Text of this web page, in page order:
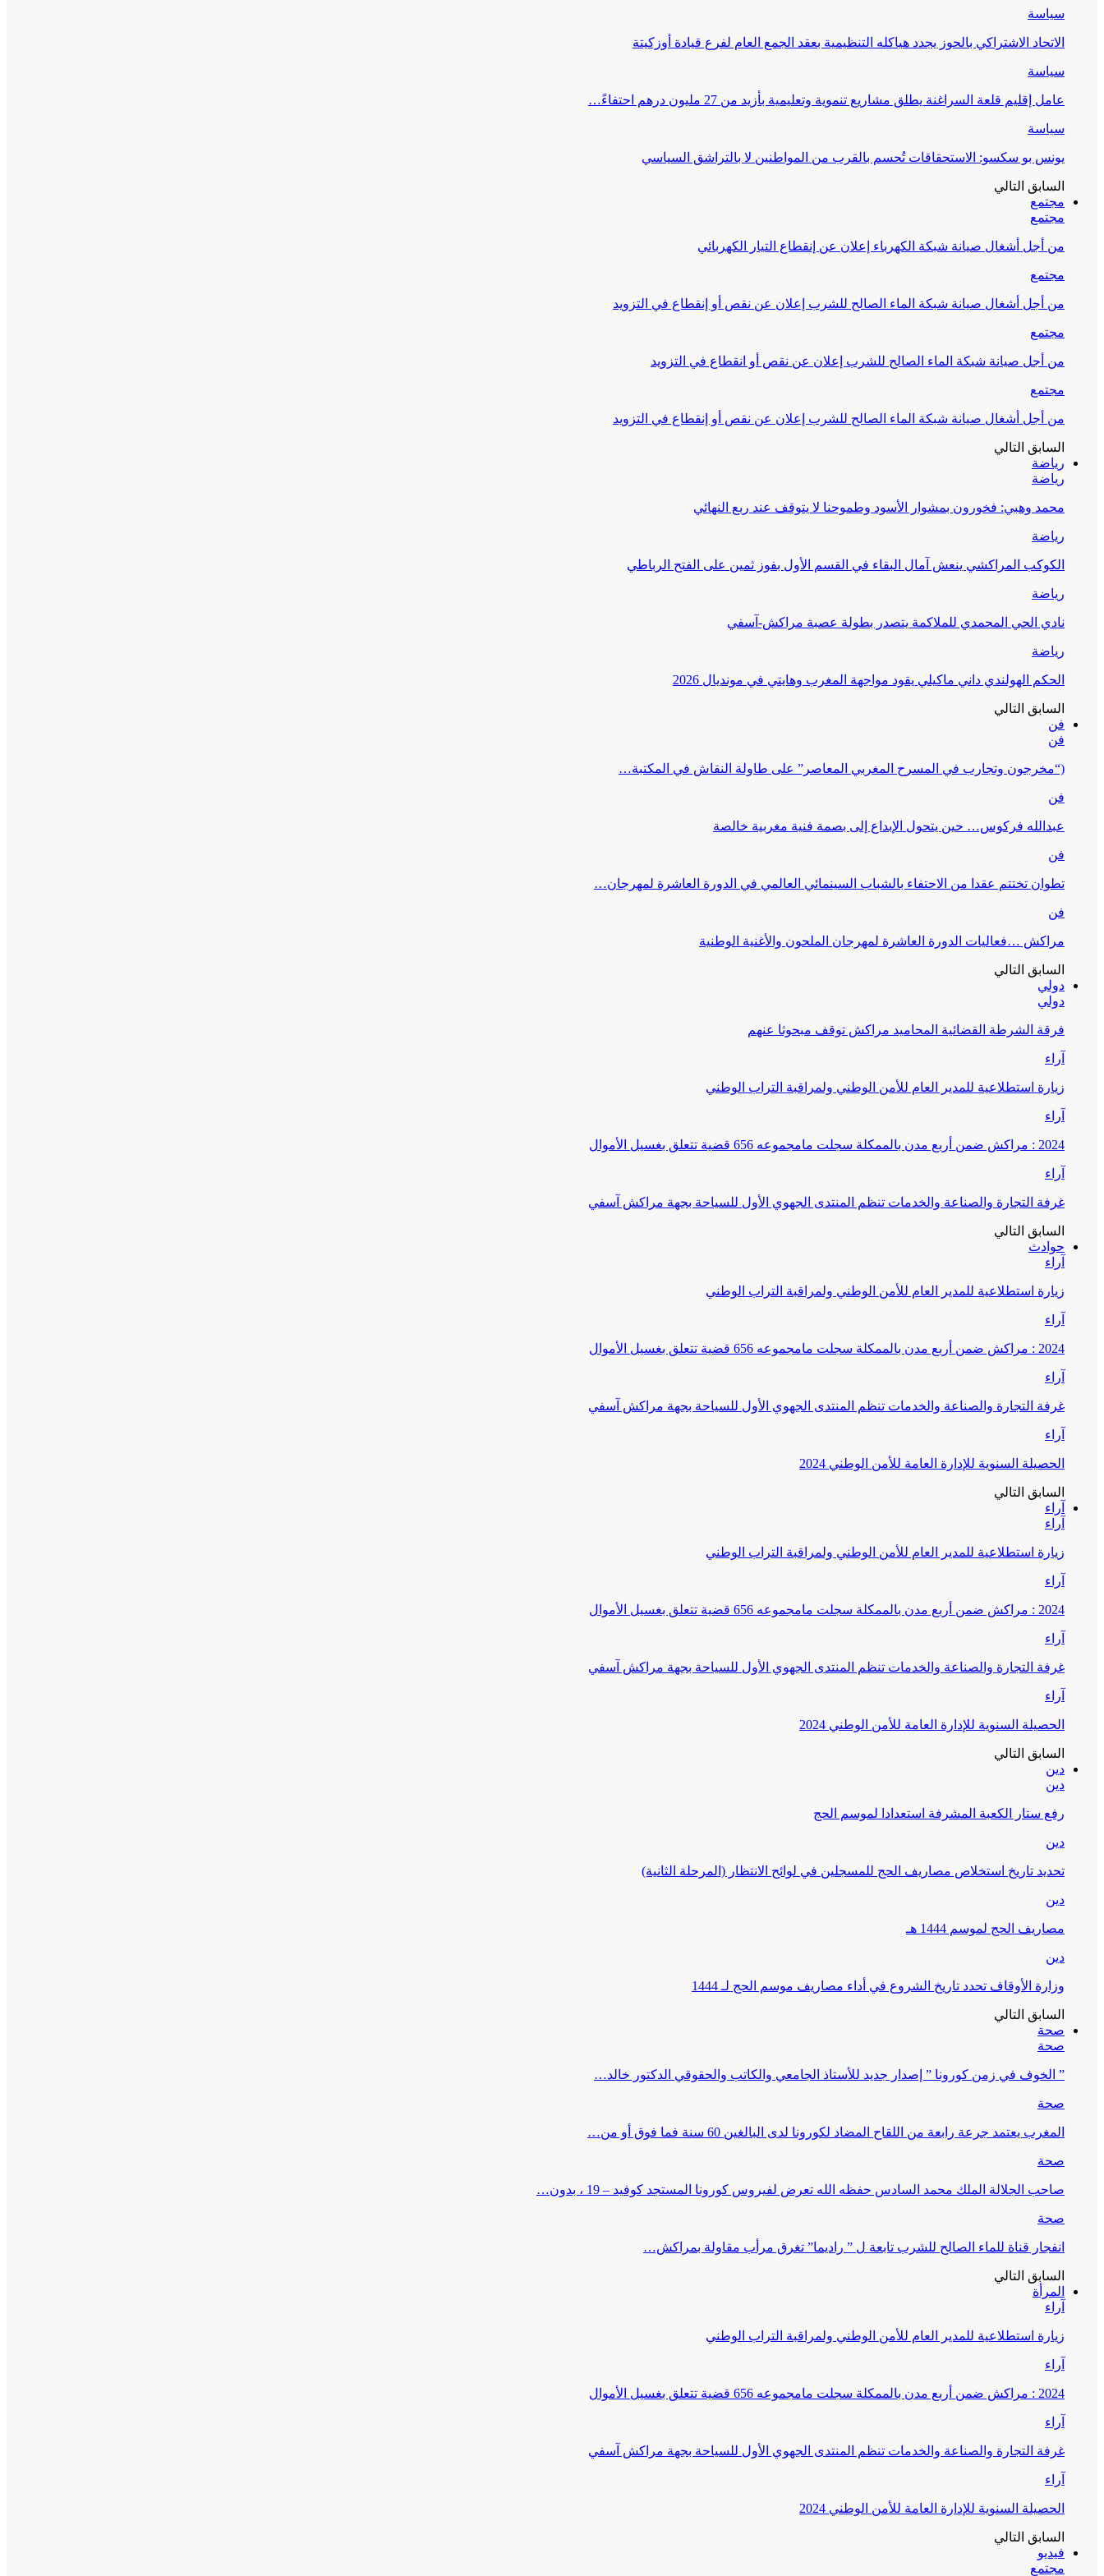
سياسة
الاتحاد الاشتراكي بالحوز يجدد هياكله التنظيمية بعقد الجمع العام لفرع قيادة أوزكيتة
سياسة
عامل إقليم قلعة السراغنة يطلق مشاريع تنموية وتعليمية بأزيد من 27 مليون درهم احتفاءً…
سياسة
يونس بو سكسو: الاستحقاقات تُحسم بالقرب من المواطنين لا بالتراشق السياسي
السابق التالي
مجتمع
مجتمع
من أجل أشغال صيانة شبكة الكهرباء إعلان عن إنقطاع التيار الكهربائي
مجتمع
من أجل أشغال صيانة شبكة الماء الصالح للشرب إعلان عن نقص أو إنقطاع في التزويد
مجتمع
من أجل صيانة شبكة الماء الصالح للشرب إعلان عن نقص أو انقطاع في التزويد
مجتمع
من أجل أشغال صيانة شبكة الماء الصالح للشرب إعلان عن نقص أو إنقطاع في التزويد
السابق التالي
رياضة
رياضة
محمد وهبي: فخورون بمشوار الأسود وطموحنا لا يتوقف عند ربع النهائي
رياضة
الكوكب المراكشي ينعش آمال البقاء في القسم الأول بفوز ثمين على الفتح الرباطي
رياضة
نادي الحي المحمدي للملاكمة يتصدر بطولة عصبة مراكش-آسفي
رياضة
الحكم الهولندي داني ماكيلي يقود مواجهة المغرب وهايتي في مونديال 2026
السابق التالي
فن
فن
(“مخرجون وتجارب في المسرح المغربي المعاصر” على طاولة النقاش في المكتبة…
فن
عبدالله فركوس… حين يتحول الإبداع إلى بصمة فنية مغربية خالصة
فن
تطوان تختتم عقدا من الاحتفاء بالشباب السينمائي العالمي في الدورة العاشرة لمهرجان…
فن
مراكش …فعاليات الدورة العاشرة لمهرجان الملحون والأغنية الوطنية
السابق التالي
دولي
دولي
فرقة الشرطة القضائية المحاميد مراكش توقف مبحوثا عنهم
آراء
زيارة استطلاعية للمدير العام للأمن الوطني ولمراقبة التراب الوطني
آراء
2024 : مراكش ضمن أربع مدن بالممكلة سجلت مامجموعه 656 قضية تتعلق بغسيل الأموال
آراء
غرفة التجارة والصناعة والخدمات تنظم المنتدى الجهوي الأول للسياحة بجهة مراكش آسفي
السابق التالي
حوادث
آراء
زيارة استطلاعية للمدير العام للأمن الوطني ولمراقبة التراب الوطني
آراء
2024 : مراكش ضمن أربع مدن بالممكلة سجلت مامجموعه 656 قضية تتعلق بغسيل الأموال
آراء
غرفة التجارة والصناعة والخدمات تنظم المنتدى الجهوي الأول للسياحة بجهة مراكش آسفي
آراء
الحصيلة السنوية للإدارة العامة للأمن الوطني 2024
السابق التالي
آراء
آراء
زيارة استطلاعية للمدير العام للأمن الوطني ولمراقبة التراب الوطني
آراء
2024 : مراكش ضمن أربع مدن بالممكلة سجلت مامجموعه 656 قضية تتعلق بغسيل الأموال
آراء
غرفة التجارة والصناعة والخدمات تنظم المنتدى الجهوي الأول للسياحة بجهة مراكش آسفي
آراء
الحصيلة السنوية للإدارة العامة للأمن الوطني 2024
السابق التالي
دين
دين
رفع ستار الكعبة المشرفة استعدادا لموسم الحج
دين
تحديد تاريخ استخلاص مصاريف الحج للمسجلين في لوائح الانتظار (المرحلة الثانية)
دين
مصاريف الحج لموسم 1444 هـ
دين
وزارة الأوقاف تحدد تاريخ الشروع في أداء مصاريف موسم الحج لـ 1444
السابق التالي
صحة
صحة
” الخوف في زمن كورونا ” إصدار جديد للأستاذ الجامعي والكاتب والحقوقي الدكتور خالد…
صحة
المغرب يعتمد جرعة رابعة من اللقاح المضاد لكورونا لدى البالغين 60 سنة فما فوق أو من…
صحة
صاحب الجلالة الملك محمد السادس حفظه الله تعرض لفيروس كورونا المستجد كوفيد – 19 ، بدون…
صحة
انفجار قناة للماء الصالح للشرب تابعة ل ” راديما” تغرق مرأب مقاولة بمراكش…
السابق التالي
المرأة
آراء
زيارة استطلاعية للمدير العام للأمن الوطني ولمراقبة التراب الوطني
آراء
2024 : مراكش ضمن أربع مدن بالممكلة سجلت مامجموعه 656 قضية تتعلق بغسيل الأموال
آراء
غرفة التجارة والصناعة والخدمات تنظم المنتدى الجهوي الأول للسياحة بجهة مراكش آسفي
آراء
الحصيلة السنوية للإدارة العامة للأمن الوطني 2024
السابق التالي
فيديو
مجتمع